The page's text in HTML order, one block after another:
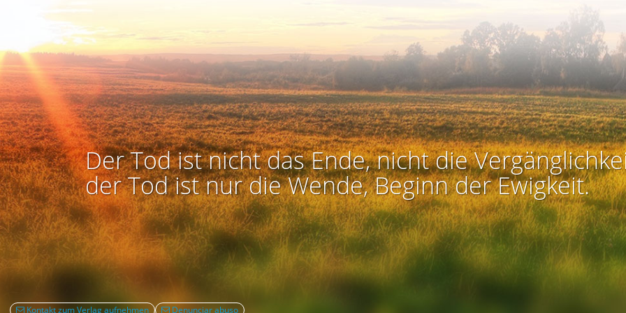
Der Tod ist nicht das Ende, nicht die
der Tod ist nur die Wende, Beginn der Ewigkeit.
Kontakt zum Verlag aufnehmen Denunciar abuso